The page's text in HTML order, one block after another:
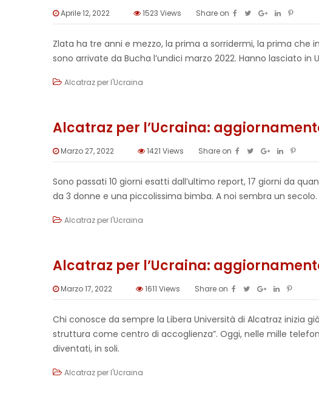
Aprile 12, 2022 1523 Views Share on
Zlata ha tre anni e mezzo, la prima a sorridermi, la prima che
sono arrivate da Bucha l’undici marzo 2022. Hanno lasciato
Alcatraz per l'Ucraina
Alcatraz per l’Ucraina:
Marzo 27, 2022 1421 Views Share on
Sono passati 10 giorni esatti dall’ultimo report, 17 giorni da
da 3 donne e una piccolissima bimba. A noi sembra un
Alcatraz per l'Ucraina
Alcatraz per l’Ucraina:
Marzo 17, 2022 1611 Views Share on
Chi conosce da sempre la Libera Università di Alcatraz inizia
struttura come centro di accoglienza”. Oggi, nelle mille
diventati, in soli.
Alcatraz per l'Ucraina